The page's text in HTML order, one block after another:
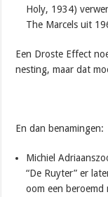
Holy, 1934)
The Marcels uit
Een Droste Effect
nesting, maar dat
En dan benamingen:
Michiel
“De Ruyter” er
oom een beroemd